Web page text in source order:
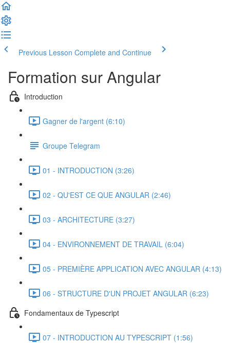
Previous Lesson Complete and Continue
Formation sur Angular
Introduction
Gagner de l'argent (6:10)
Groupe Telegram
01 - INTRODUCTION (3:26)
02 - QU'EST CE QUE ANGULAR (2:46)
03 - ARCHITECTURE (3:27)
04 - ENVIRONNEMENT DE TRAVAIL (6:04)
05 - PREMIÈRE APPLICATION AVEC ANGULAR (4:13)
06 - STRUCTURE D'UN PROJET ANGULAR (6:23)
Fondamentaux de Typescript
07 - INTRODUCTION AU TYPESCRIPT (1:56)